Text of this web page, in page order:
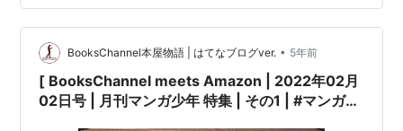
年 10月号 作者:いしかわじゅん,ま…
BooksChannel本屋物語 | はてなブログver. • 5年前
[ BooksChannel meets Amazon | 2022年02月
02日号 | 月刊マンガ少年 特集 | その1 | #マンガ少